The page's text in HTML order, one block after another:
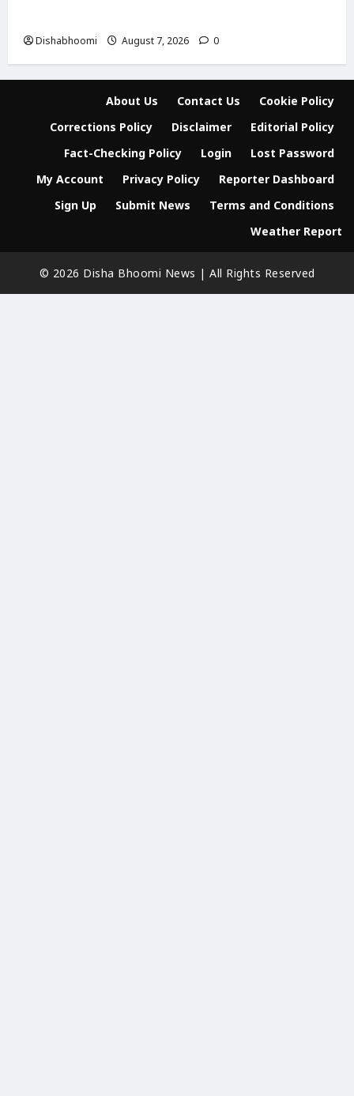
Dishabhoomi August 7, 2026 0
About Us Contact Us
Cookie Policy
Corrections Policy
Disclaimer
Editorial Policy
Fact-Checking Policy
Login
Lost Password
My Account
Privacy Policy
Reporter Dashboard
Sign Up
Submit News
Terms and Conditions
Weather Report